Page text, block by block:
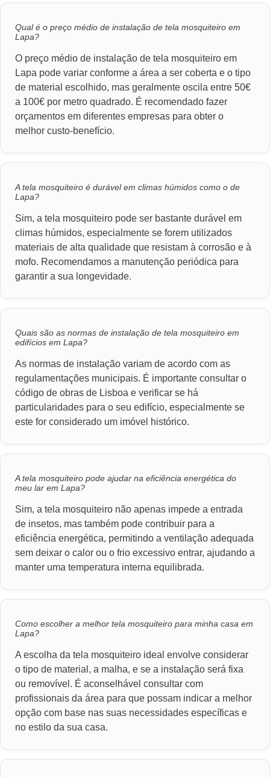
Qual é o preço médio de instalação de tela mosquiteiro em
Lapa?
O preço médio de instalação de tela mosquiteiro em
Lapa pode variar conforme a área a ser coberta e o tipo
de material escolhido, mas geralmente oscila entre 50€
a 100€ por metro quadrado. É recomendado fazer
orçamentos em diferentes empresas para obter o
melhor custo-benefício.
A tela mosquiteiro é durável em climas húmidos como o de
Lapa?
Sim, a tela mosquiteiro pode ser bastante durável em
climas húmidos, especialmente se forem utilizados
materiais de alta qualidade que resistam à corrosão e à
mofo. Recomendamos a manutenção periódica para
garantir a sua longevidade.
Quais são as normas de instalação de tela mosquiteiro em
edifícios em Lapa?
As normas de instalação variam de acordo com as
regulamentações municipais. É importante consultar o
código de obras de Lisboa e verificar se há
particularidades para o seu edifício, especialmente se
este for considerado um imóvel histórico.
A tela mosquiteiro pode ajudar na eficiência energética do
meu lar em Lapa?
Sim, a tela mosquiteiro não apenas impede a entrada
de insetos, mas também pode contribuir para a
eficiência energética, permitindo a ventilação adequada
sem deixar o calor ou o frio excessivo entrar, ajudando a
manter uma temperatura interna equilibrada.
Como escolher a melhor tela mosquiteiro para minha casa em
Lapa?
A escolha da tela mosquiteiro ideal envolve considerar
o tipo de material, a malha, e se a instalação será fixa
ou removível. É aconselhável consultar com
profissionais da área para que possam indicar a melhor
opção com base nas suas necessidades específicas e
no estilo da sua casa.